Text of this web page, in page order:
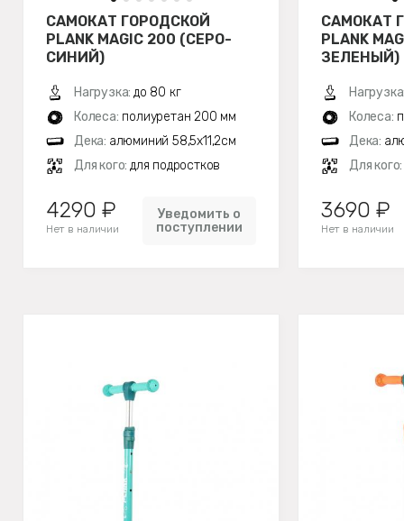
САМОКАТ ГОРОДСКОЙ
PLANK MAGIC 200 (СЕРО-
СИНИЙ)
Нагрузка: до 80 кг
Колеса: полиуретан 200 мм
Дека: алюминий 58,5х11,2см
Для кого: для подростков
4290 ₽
Нет в наличии
Уведомить о
поступлении
САМОКАТ
PLANK
ЗЕЛЕНЫЙ)
Колеса:
Дека:
Для кого:
3690 ₽
Нет в наличии